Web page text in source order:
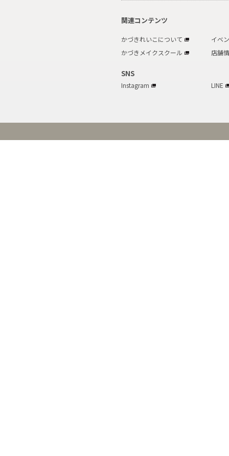
関連コンテンツ
かづきれいこについて
イベ
かづきメイクスクール
店舗
SNS
Instagram LINE